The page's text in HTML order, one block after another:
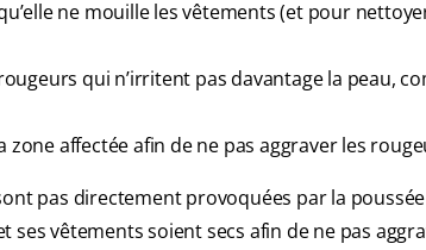
ne mouille les vêtements (et pour
qui n’irritent pas davantage la peau,
affectée afin de ne pas aggraver les
pas directement provoquées par la
vêtements soient secs afin de ne pas